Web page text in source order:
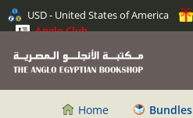
USD - United States of America
Anglo Club
Home Bundles